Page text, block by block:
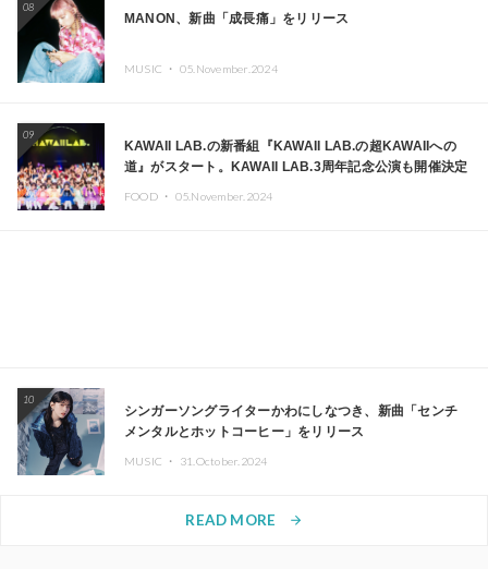
08
MANON、新曲「成長痛」をリリース
MUSIC ・ 05.November.2024
09
KAWAII LAB.の新番組『KAWAII LAB.の超KAWAIIへの
道』がスタート。KAWAII LAB.3周年記念公演も開催決定
FOOD ・ 05.November.2024
10
シンガーソングライターかわにしなつき、新曲「センチ
メンタルとホットコーヒー」をリリース
MUSIC ・ 31.October.2024
READ MORE arrow_forward